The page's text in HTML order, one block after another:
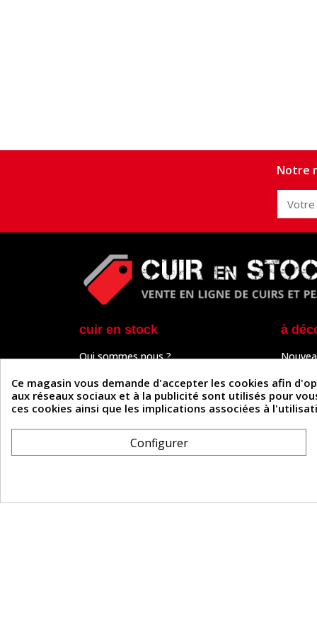
Notre
cuir en stock
Qui sommes nous ?
Paiement sécurisé
Un problème de connexion ?
Frais de livraison
Formulaire de rétractation
à
Outils
Tutos
Ce magasin vous demande d'accepter les cookies afin
aux réseaux sociaux et à la publicité sont utilisés pour
ces cookies ainsi que les implications associées à
Configurer